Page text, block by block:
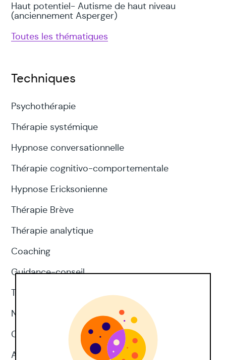
Haut potentiel- Autisme de haut niveau
(anciennement Asperger)
Toutes les thématiques
Techniques
Psychothérapie
Thérapie systémique
Hypnose conversationnelle
Thérapie cognitivo-comportementale
Hypnose Ericksonienne
Thérapie Brève
Thérapie analytique
Coaching
Guidance-conseil
Thérapie d'acceptation et d'engagement
Neuropsychologie
CNV
Approches corporelles